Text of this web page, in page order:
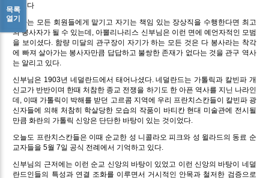
되었다
봉사는 모든 회원들에게 맡기고 자기는 책임 있는 장상직을 수행한다면 최고
의 봉사자가 될 수 있는데, 아뽈리나리스 신부님은 이런 면에 예언자적인 모범
을 보이셨다. 함량 미달의 관구장이 자기가 하는 모든 것은 다 봉사라는 착각
에 빠져 살아가는 봉사자만큼 답답하고 불쌍한 존재가 없다는 것을 관구 역사
는 알리고 있다.
신부님은 1903년 네덜란드에서 태어나셨다. 네덜란드는 가톨릭과 칼빈파 개
신교가 반반이며 한때 처참한 종교 전쟁을 하기도 한 아픈 역사를 지닌 나라인
데, 이때 가톨릭이 박해를 받던 고르콤 지역에 우리 프란치스칸들이 칼빈파 광
신자들에 의해 처참히 학살당한 모습의 작품이 바티칸 현대 미술관에 전시될
만큼 화란의 가톨릭 신앙은 단단한 바탕이 있는 것이었다.
오늘도 프란치스칸들은 이때 순교한 성 니콜라오 피크와 성 윌라드의 동료 순
교자들을 5월 7일 공식 전례에서 기억하고 있다.
신부님의 근저에는 이런 순교 신앙의 바탕이 있었고 이런 신앙의 바탕이 네덜
란드인들의 특성과 연결 조화를 이루면서 거시적인 안목과 철저한 검증으로
목록
열기